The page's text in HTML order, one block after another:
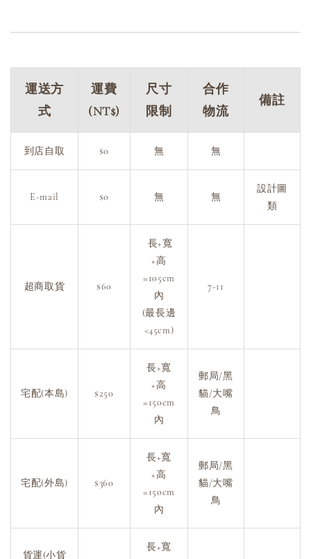
運送方
式
運費
(NT$)
尺寸
限制
合作
物流
備註
到店自取 $0 無 無
E-mail $0 無 無
設計圖
類
超商取貨 $60
長+寬
+高
=105cm
內
(最長邊
<45cm)
7-11
宅配(本島) $250
長+寬
+高
=150cm
內
郵局/黑
貓/大嘴
鳥
宅配(外島) $360
長+寬
+高
=150cm
內
郵局/黑
貓/大嘴
鳥
貨運(小貨
長+寬